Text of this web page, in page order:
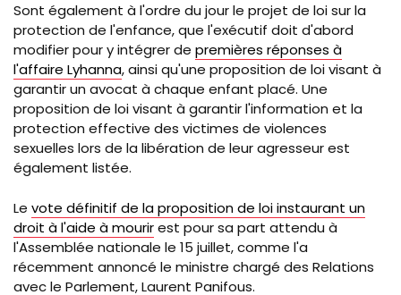
Sont également à l'ordre du jour le projet de loi sur la
protection de l'enfance, que l'exécutif doit d'abord
modifier pour y intégrer de premières réponses à
l'affaire Lyhanna, ainsi qu'une proposition de loi visant à
garantir un avocat à chaque enfant placé. Une
proposition de loi visant à garantir l'information et la
protection effective des victimes de violences
sexuelles lors de la libération de leur agresseur est
également listée.
Le vote définitif de la proposition de loi instaurant un
droit à l'aide à mourirest pour sa part attendu à
l'Assemblée nationale le 15 juillet, comme l'a
récemment annoncé le ministre chargé des Relations
avec le Parlement, Laurent Panifous.